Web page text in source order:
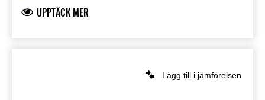
UPPTÄCK MER
Lägg till i jämförelsen